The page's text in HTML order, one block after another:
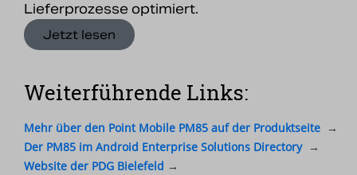
Lieferprozesse optimiert.
Jetzt lesen
Weiterführende Links:
Mehr über den Point Mobile PM85 auf der Produktseite →
Der PM85 im Android Enterprise Solutions Directory →
Website der PDG Bielefeld →